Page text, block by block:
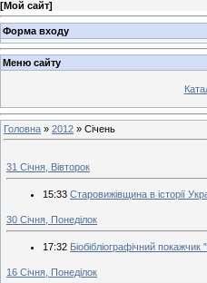
[Мой сайт]
Форма входу
Меню сайту
Головна » 2012 » Січень
31 Січня, Вівторок
15:33 Старовижівщина в історії
30 Січня, Понеділок
17:32 Біобібліографічний
16 Січня, Понеділок